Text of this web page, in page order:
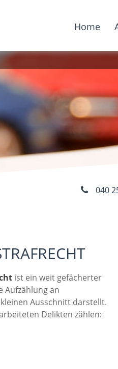
Home
040
ist ein weit gefächerter
Aufzählung an
Ausschnitt darstellt.
Delikten zählen: